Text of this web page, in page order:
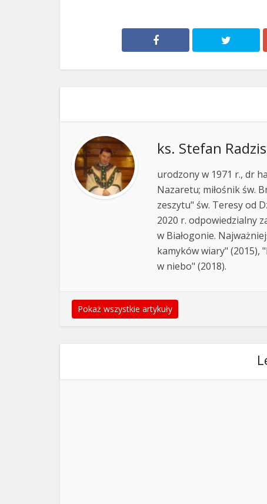
ks. Stefan
urodzony w 1971 r., dr
Nazaretu; miłośnik św.
zeszytu" św. Teresy od
2020 r. odpowiedzialny
w Białogonie.
kamyków wiary" (2015),
w niebo" (2018).
Pokaż wszystkie artykuły